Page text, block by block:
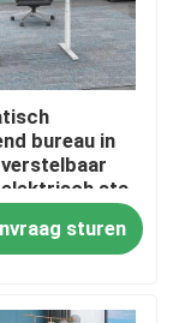
bureau in
sta-
sturen